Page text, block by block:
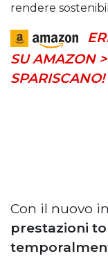
rendere
SU AMAZON
SPARISCANO!
Con il nuovo
prestazioni